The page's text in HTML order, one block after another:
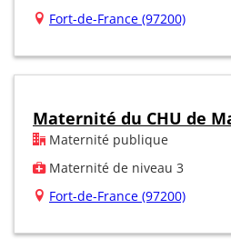
Fort-de-France (97200)
Maternité du CHU de
Maternité publique
Maternité de niveau 3
Fort-de-France (97200)